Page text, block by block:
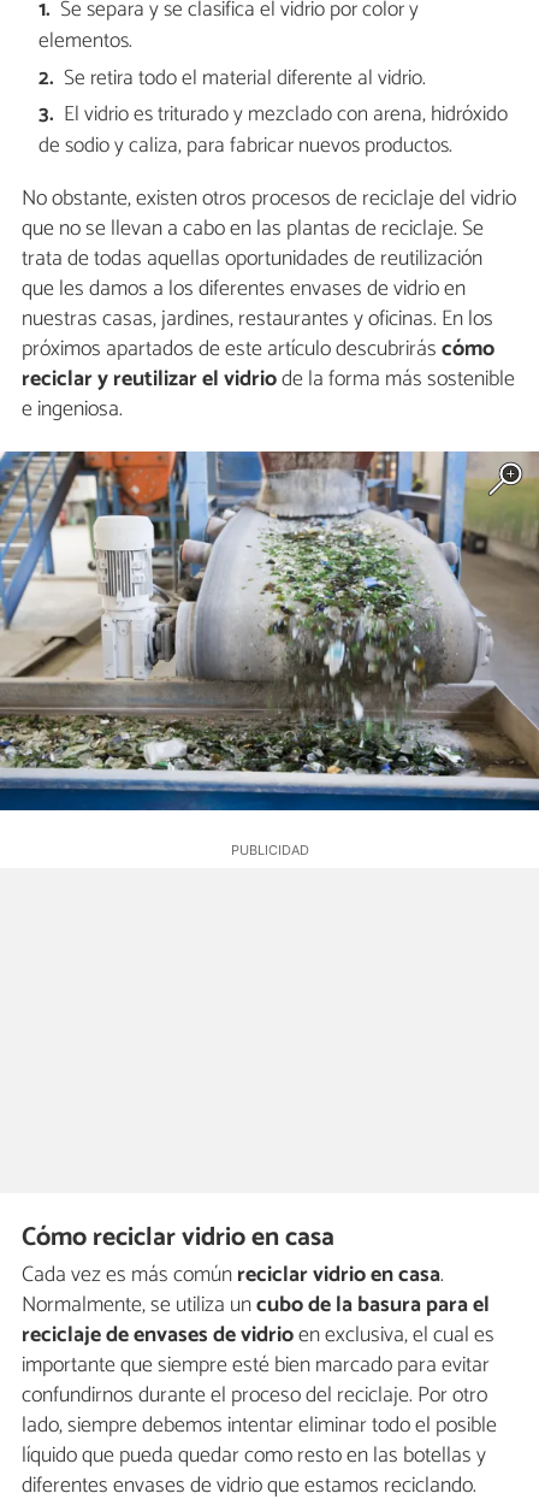
Se separa y se clasifica el vidrio por color y
elementos.
Se retira todo el material diferente al vidrio.
El vidrio es triturado y mezclado con arena, hidróxido
de sodio y caliza, para fabricar nuevos productos.
No obstante, existen otros procesos de reciclaje del vidrio
que no se llevan a cabo en las plantas de reciclaje. Se
trata de todas aquellas oportunidades de reutilización
que les damos a los diferentes envases de vidrio en
nuestras casas, jardines, restaurantes y oficinas. En los
próximos apartados de este artículo descubriráscómo
reciclar y reutilizar el vidriode la forma más sostenible
e ingeniosa.
Cómo reciclar vidrio en casa
Cada vez es más comúnreciclar vidrio en casa.
Normalmente, se utiliza uncubo de la basura para el
reciclaje de envases de vidrioen exclusiva, el cual es
importante que siempre esté bien marcado para evitar
confundirnos durante el proceso del reciclaje. Por otro
lado, siempre debemos intentar eliminar todo el posible
líquido que pueda quedar como resto en las botellas y
diferentes envases de vidrio que estamos reciclando.